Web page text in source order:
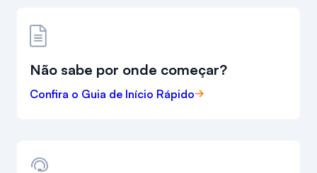
Não sabe por onde começar?
Confira o Guia de Início Rápido